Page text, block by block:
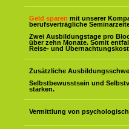
Geld sparen mit unserer
berufsverträgliche
Zwei Ausbildungstage pro
über zehn Monate. Somit
Reise- und
Zusätzliche
Selbstbewusstsein und
stärken.
Vermittlung von